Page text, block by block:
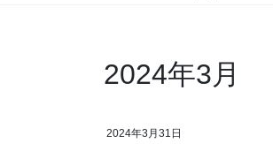
2024年3月
2024年3月31日